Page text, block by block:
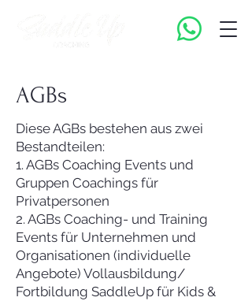
AGBs
Diese AGBs bestehen aus zwei
Bestandteilen:
1. AGBs Coaching Events und
Gruppen Coachings für
Privatpersonen
2. AGBs Coaching- und Training
Events für Unternehmen und
Organisationen (individuelle
Angebote) Vollausbildung/
Fortbildung SaddleUp für Kids &